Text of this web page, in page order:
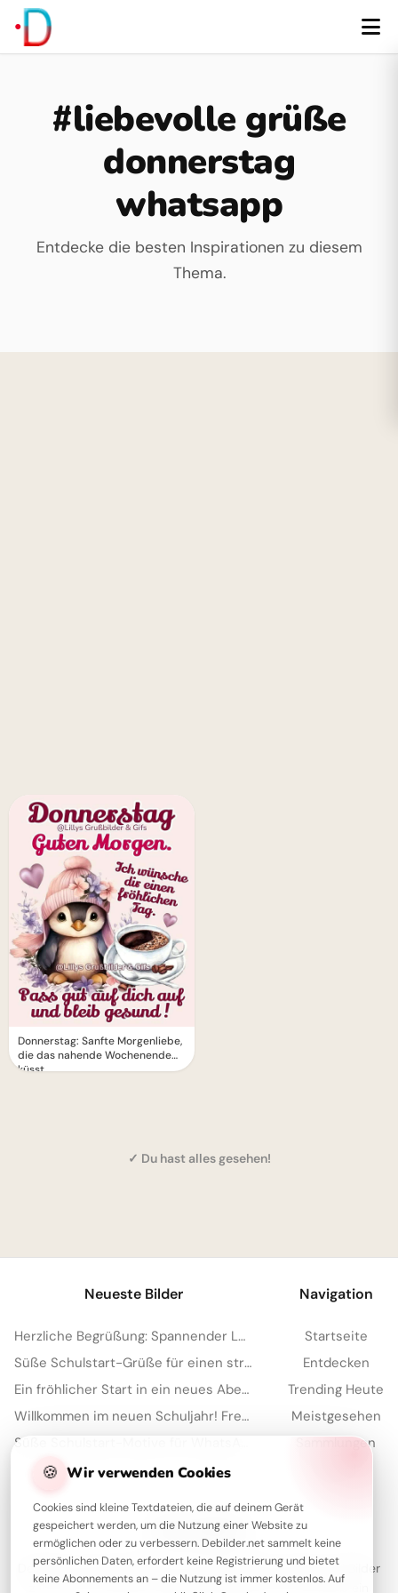
#liebevolle grüße
donnerstag
whatsapp
Entdecke die besten Inspirationen zu diesem
Thema.
Donnerstag: Sanfte Morgenliebe,
die das nahende Wochenende
küsst
✓ Du hast alles gesehen!
🍪 Wir verwenden Cookies
Cookies sind kleine Textdateien, die auf deinem Gerät
gespeichert werden, um die Nutzung einer Website zu
ermöglichen oder zu verbessern. Debilder.net sammelt keine
persönlichen Daten, erfordert keine Registrierung und bietet
keine Abonnements an – die Nutzung ist immer kostenlos. Auf
Neueste Bilder
Herzliche Begrüßung: Spannender Lernstart für TikTok Clips
Süße Schulstart-Grüße für einen strahlenden ersten Schultag auf TikTok
Ein fröhlicher Start in ein neues Abenteuer – Dein Schulbeginn für WhatsApp!
Willkommen im neuen Schuljahr! Freche Schulstart-Grüße für Telegram
Navigation
Startseite
Entdecken
Trending Heute
Meistgesehen
Sammlungen
Über Debilder
Debilder ist deine Plattform für die schönsten Grüße und Bilder
zum Teilen. Entdecke unsere Sammlung und verschenke ein